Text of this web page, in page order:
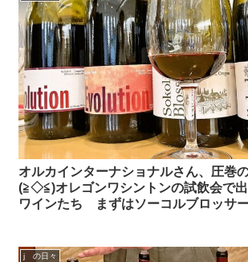
オルカインターナショナルさん、圧巻
(≧◇≦)オレゴンワシントンの試飲会で
ワインたち まずはソーコルブロッサ
j の日々